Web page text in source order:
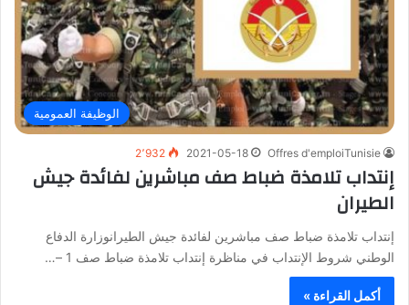
الوظيفة العمومية
Offres d'emploiTunisie
2021-05-18 2٬932
إنتداب تلامذة ضباط صف مباشرين لفائدة جيش
الطيران
إنتداب تلامذة ضباط صف مباشرين لفائدة جيش الطيرانوزارة الدفاع
الوطني شروط الإنتداب في مناظرة إنتداب تلامذة ضباط صف 1 –…
أكمل القراءة »